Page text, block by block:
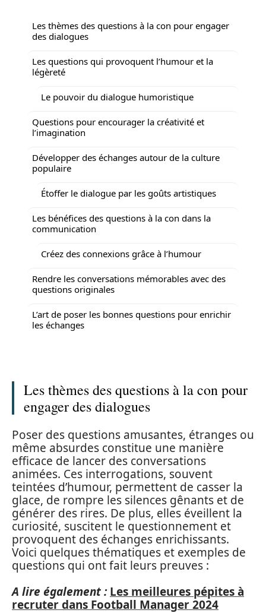
Les thèmes des questions à la con pour engager
des dialogues
Les questions qui provoquent l’humour et la
légèreté
Le pouvoir du dialogue humoristique
Questions pour encourager la créativité et
l’imagination
Développer des échanges autour de la culture
populaire
Étoffer le dialogue par les goûts artistiques
Les bénéfices des questions à la con dans la
communication
Créez des connexions grâce à l’humour
Rendre les conversations mémorables avec des
questions originales
L’art de poser les bonnes questions pour enrichir
les échanges
Les thèmes des questions à la con pour
engager des dialogues
Poser des questions amusantes, étranges ou
même absurdes constitue une manière
efficace de lancer des conversations
animées. Ces interrogations, souvent
teintées d’humour, permettent de casser la
glace, de rompre les silences gênants et de
générer des rires. De plus, elles éveillent la
curiosité, suscitent le questionnement et
provoquent des échanges enrichissants.
Voici quelques thématiques et exemples de
questions qui ont fait leurs preuves :
A lire également : Les meilleures pépites à
recruter dans Football Manager 2024